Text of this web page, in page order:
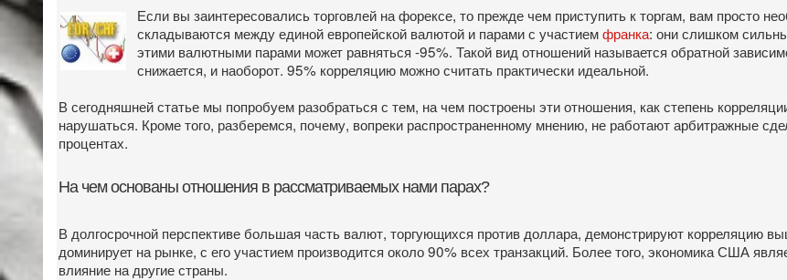
Если вы заинтересовались торговлей на форексе, то прежде чем приступить к торгам, вам просто
складываются между единой европейской валютой и парами с участиемфранка: они слишком
этими валютными парами может равняться -95%. Такой вид отношений называется обратной
снижается, и наоборот. 95% корреляцию можно считать практически идеальной.
В сегодняшней статье мы попробуем разобраться с тем, на чем построены эти отношения, как степень
нарушаться. Кроме того, разберемся, почему, вопреки распространенному мнению, не работают арбитражные
процентах.
На чем основаны отношения в рассматриваемых нами парах?
В долгосрочной перспективе большая часть валют, торгующихся против доллара, демонстрируют корреляцию
доминирует на рынке, с его участием производится около 90% всех транзакций. Более того, экономика США
влияние на другие страны.